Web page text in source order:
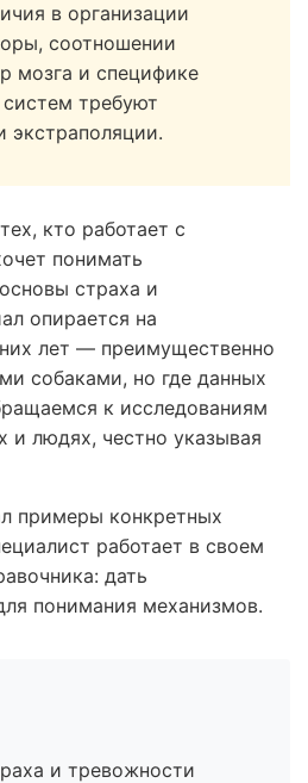
в организации
соотношении
мозга и специфике
требуют
экстраполяции.
кто работает с
понимать
страха и
опирается на
лет — преимущественно
собаками, но где данных
к исследованиям
и людях, честно указывая
примеры конкретных
работает в своем
дать
понимания механизмов.
и тревожности